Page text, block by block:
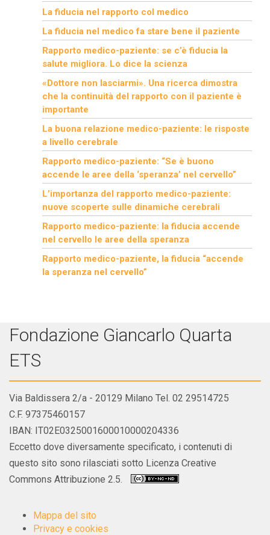
La fiducia nel rapporto col medico
La fiducia nel medico fa stare bene il paziente
Rapporto medico-paziente: se c’è fiducia la
salute migliora. Lo dice la scienza
«Dottore non lasciarmi». Una ricerca dimostra
che la continuità del rapporto con il paziente è
importante
La buona relazione medico-paziente: le risposte
a livello cerebrale
Rapporto medico-paziente: “Se è buono
accende le aree della ‘speranza’ nel cervello”
L’importanza del rapporto medico-paziente:
nuove scoperte sulle dinamiche cerebrali
Rapporto medico-paziente: la fiducia accende
nel cervello le aree della speranza
Rapporto medico-paziente, la fiducia “accende
la speranza nel cervello”
Fondazione Giancarlo Quarta
ETS
Via Baldissera 2/a - 20129 Milano Tel. 02 29514725
C.F. 97375460157
IBAN: IT02E0325001600010000204336
Eccetto dove diversamente specificato, i contenuti di
questo sito sono rilasciati sotto Licenza Creative
Commons Attribuzione 2.5.
Mappa del sito
Privacy e cookies